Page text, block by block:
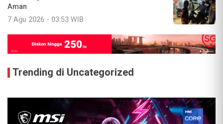
Aman
7 Agu 2026 - 03:53 WIB
Trending di Uncategorized